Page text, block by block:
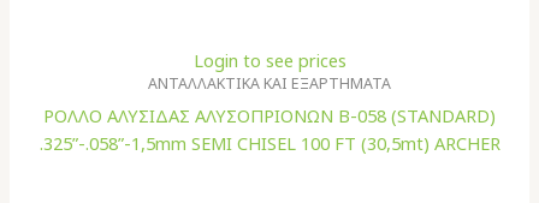
Login to see prices
ΑΝΤΑΛΛΑΚΤΙΚΑ ΚΑΙ ΕΞΑΡΤΗΜΑΤΑ
ΡΟΛΛΟ ΑΛΥΣΙΔΑΣ ΑΛΥΣΟΠΡΙΟΝΩΝ B-058 (STANDARD)
.325”-.058”-1,5mm SEMI CHISEL 100 FT (30,5mt) ARCHER